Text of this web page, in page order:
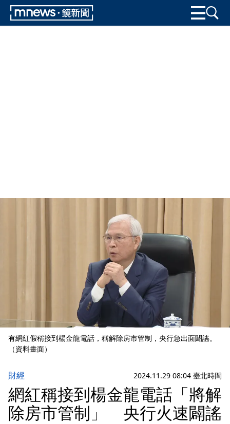
有網紅假稱接到楊金龍電話，稱解除房市管制，央行急出面闢謠。
（資料畫面）
財經 2024.11.29 08:04 臺北時間
網紅稱接到楊金龍電話「將解
除房市管制」 央行火速闢謠